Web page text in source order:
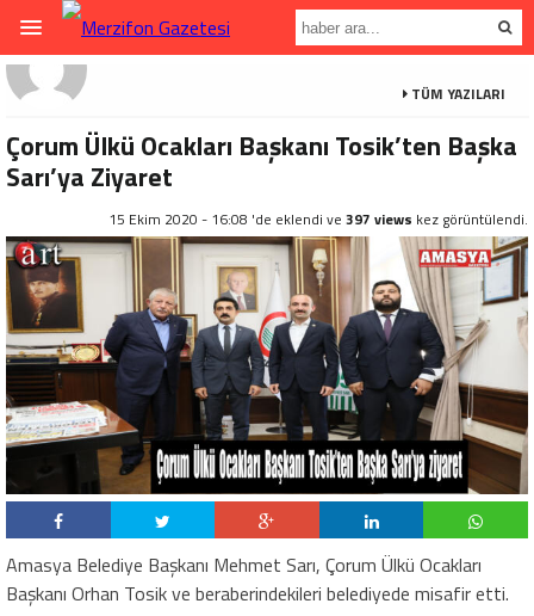
TÜM YAZILARI
Çorum Ülkü Ocakları Başkanı Tosik’ten Başka
Sarı’ya Ziyaret
15 Ekim 2020 - 16:08 'de eklendi ve 397 views kez görüntülendi.
Amasya Belediye Başkanı Mehmet Sarı, Çorum Ülkü Ocakları
Başkanı Orhan Tosik ve beraberindekileri belediyede misafir etti.